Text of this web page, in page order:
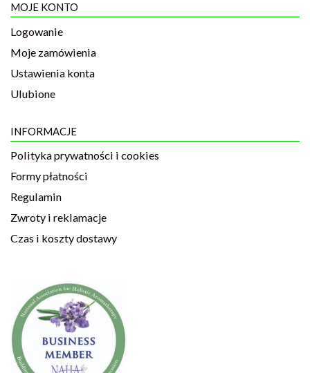
MOJE KONTO
Logowanie
Moje zamówienia
Ustawienia konta
Ulubione
INFORMACJE
Polityka prywatności i cookies
Formy płatności
Regulamin
Zwroty i reklamacje
Czas i koszty dostawy